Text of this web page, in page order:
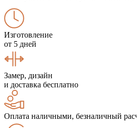
Изготовление
от 5 дней
Замер, дизайн
и доставка бесплатно
Оплата наличными, безналичный